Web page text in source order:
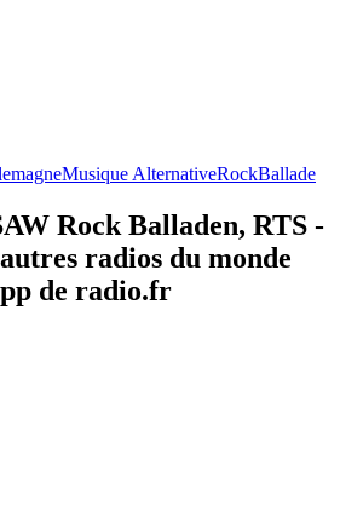
Musique AlternativeRockBallade
Rock Balladen, RTS -
radios du monde
de radio.fr